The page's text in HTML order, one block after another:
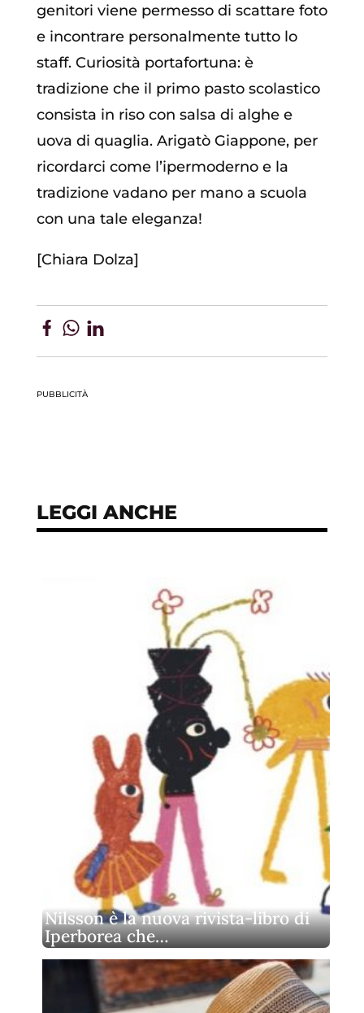
genitori viene permesso di scattare foto
e incontrare personalmente tutto lo
staff. Curiosità portafortuna: è
tradizione che il primo pasto scolastico
consista in riso con salsa di alghe e
uova di quaglia. Arigatò Giappone, per
ricordarci come l’ipermoderno e la
tradizione vadano per mano a scuola
con una tale eleganza!
[Chiara Dolza]
PUBBLICITÀ
LEGGI ANCHE
Nilsson è la nuova rivista‑libro di
Iperborea che…